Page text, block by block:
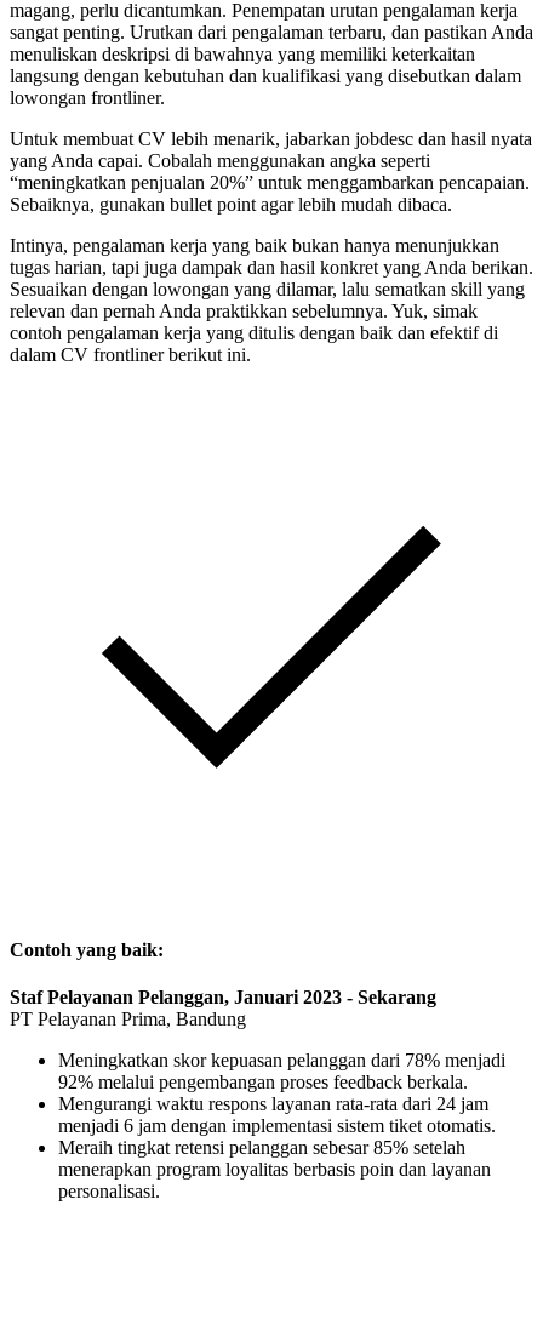
magang, perlu dicantumkan. Penempatan urutan pengalaman kerja
sangat penting. Urutkan dari pengalaman terbaru, dan pastikan Anda
menuliskan deskripsi di bawahnya yang memiliki keterkaitan
langsung dengan kebutuhan dan kualifikasi yang disebutkan dalam
lowongan frontliner.
Untuk membuat CV lebih menarik, jabarkan jobdesc dan hasil nyata
yang Anda capai. Cobalah menggunakan angka seperti
“meningkatkan penjualan 20%” untuk menggambarkan pencapaian.
Sebaiknya, gunakan bullet point agar lebih mudah dibaca.
Intinya, pengalaman kerja yang baik bukan hanya menunjukkan
tugas harian, tapi juga dampak dan hasil konkret yang Anda berikan.
Sesuaikan dengan lowongan yang dilamar, lalu sematkan skill yang
relevan dan pernah Anda praktikkan sebelumnya. Yuk, simak
contoh pengalaman kerja yang ditulis dengan baik dan efektif di
dalam CV frontliner berikut ini.
Contoh yang baik:
Staf Pelayanan Pelanggan, Januari 2023 - Sekarang
PT Pelayanan Prima, Bandung
Meningkatkan skor kepuasan pelanggan dari 78% menjadi
92% melalui pengembangan proses feedback berkala.
Mengurangi waktu respons layanan rata-rata dari 24 jam
menjadi 6 jam dengan implementasi sistem tiket otomatis.
Meraih tingkat retensi pelanggan sebesar 85% setelah
menerapkan program loyalitas berbasis poin dan layanan
personalisasi.